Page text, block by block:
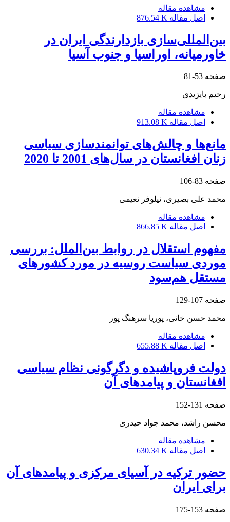
مشاهده مقاله
اصل مقاله 876.54 K
بین‌المللی‌‌سازی بازدارندگی ایران در
خاورمیانه، اوراسیا و جنوب آسیا
صفحه 53-81
رحیم بایزیدی
مشاهده مقاله
اصل مقاله 913.08 K
مانع‌ها و چالش‌های توانمندسازی سیاسی
زنان افغانستان در سال‌های 2001 تا 2020
صفحه 83-106
محمد علی بصیری، نیلوفر نعیمی
مشاهده مقاله
اصل مقاله 866.85 K
مفهوم استقلال در روابط بین‌الملل: بررسی
موردی سیاست روسیه در مورد کشورهای
مستقل هم‌سود
صفحه 107-129
محمد حسن خانی، پوریا سرهنگ پور
مشاهده مقاله
اصل مقاله 655.88 K
دولت فروپاشیده و دگرگونی نظام سیاسی
افغانستان و پیامدهای آن
صفحه 131-152
محسن راشد، محمد جواد حیدری
مشاهده مقاله
اصل مقاله 630.34 K
حضور ترکیه در آسیای مرکزی و پیامدهای آن
برای ایران
صفحه 153-175